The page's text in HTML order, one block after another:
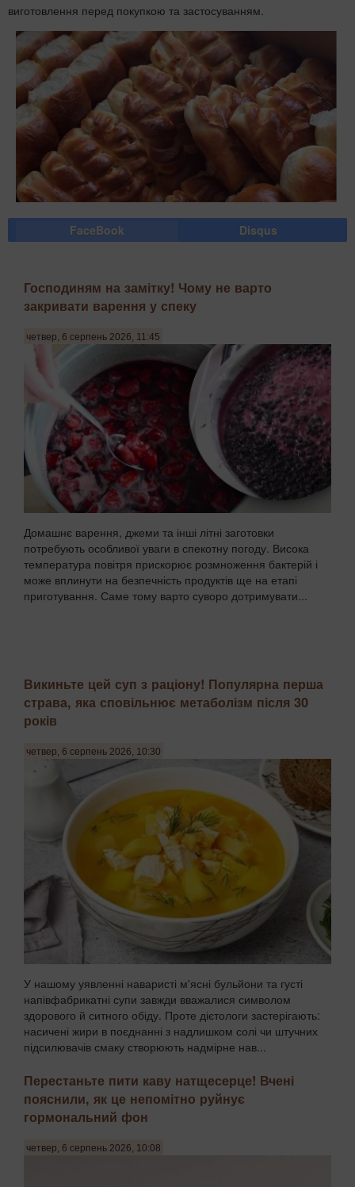
виготовлення перед покупкою та застосуванням.
FaceBook Disqus
Господиням на замітку! Чому не варто
закривати варення у спеку
четвер, 6 серпень 2026, 11:45
Домашнє варення, джеми та інші літні заготовки
потребують особливої уваги в спекотну погоду. Висока
температура повітря прискорює розмноження бактерій і
може вплинути на безпечність продуктів ще на етапі
приготування. Саме тому варто суворо дотримувати...
Викиньте цей суп з раціону! Популярна перша
страва, яка сповільнює метаболізм після 30
років
четвер, 6 серпень 2026, 10:30
У нашому уявленні наваристі м'ясні бульйони та густі
напівфабрикатні супи завжди вважалися символом
здорового й ситного обіду. Проте дієтологи застерігають:
насичені жири в поєднанні з надлишком солі чи штучних
підсилювачів смаку створюють надмірне нав...
Перестаньте пити каву натщесерце! Вчені
пояснили, як це непомітно руйнує
гормональний фон
четвер, 6 серпень 2026, 10:08